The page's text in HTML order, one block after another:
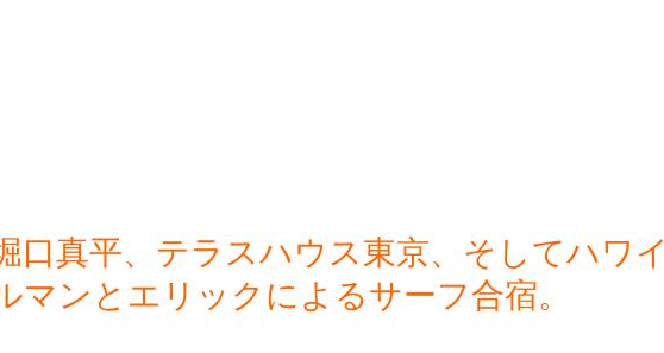
口真平、テラスハウス東京、そしてハワイ
マンとエリックによるサーフ合宿。